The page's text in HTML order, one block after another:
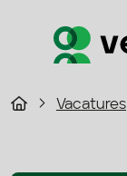
Vacatures